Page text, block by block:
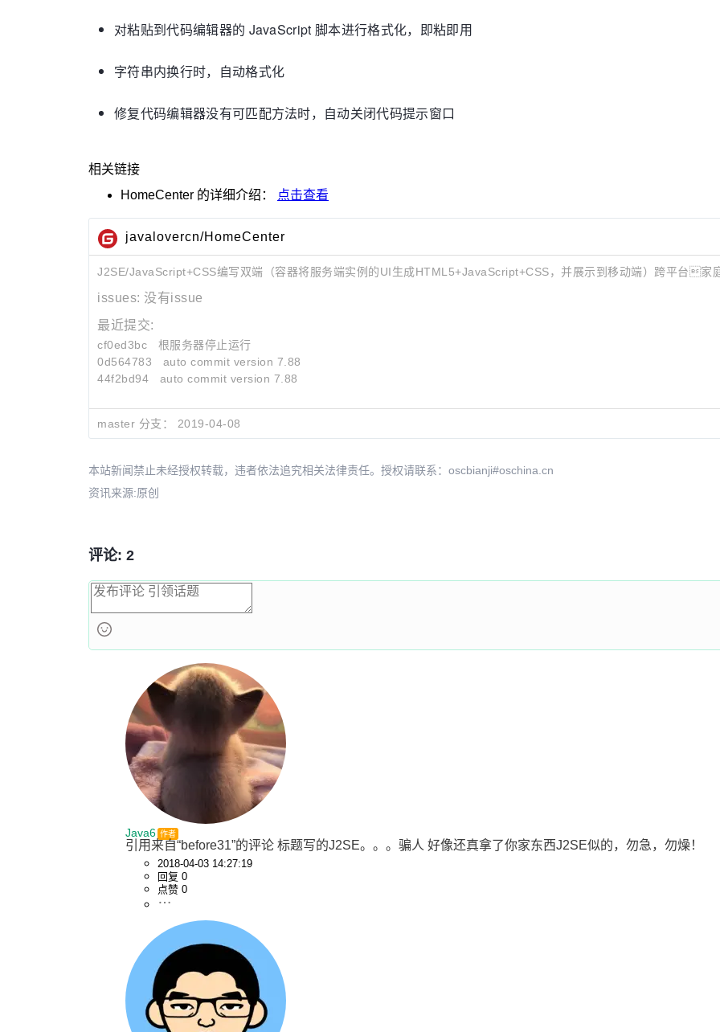
对粘贴到代码编辑器的 JavaScript 脚本进行格式化，即粘即用
字符串内换行时，自动格式化
修复代码编辑器没有可匹配方法时，自动关闭代码提示窗口
相关链接
HomeCenter 的详细介绍： 点击查看
javalovercn/HomeCenter
J2SE/JavaScript+CSS编写双端（容器将服务端实例的UI生成HTML5+JavaScript+CSS，并展示到移动端）跨平台家
issues: 没有issue
最近提交:
cf0ed3bc 根服务器停止运行
0d564783
auto commit version 7.88
44f2bd94
auto commit version 7.88
master 分支： 2019-04-08
本站新闻禁止未经授权转载，违者依法追究相关法律责任。授权请联系：oscbianji#oschina.cn
资讯来源:原创
评论: 2
Java6 作者
引用来自“before31”的评论 标题写的J2SE。。。骗人 好像还真拿了你家东西J2SE似的，勿急，勿燥！
2018-04-03 14:27:19
回复 0
点赞 0